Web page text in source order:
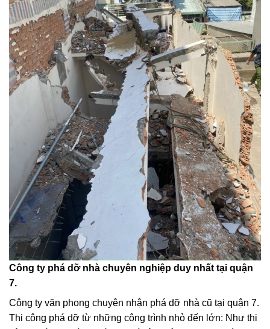
Công ty phá dỡ nhà chuyên nghiệp duy nhất tại quận
7.
Công ty văn phong chuyên nhận phá dỡ nhà cũ tại quận 7.
Thi công phá dỡ từ những công trình nhỏ đến lớn: Như thi